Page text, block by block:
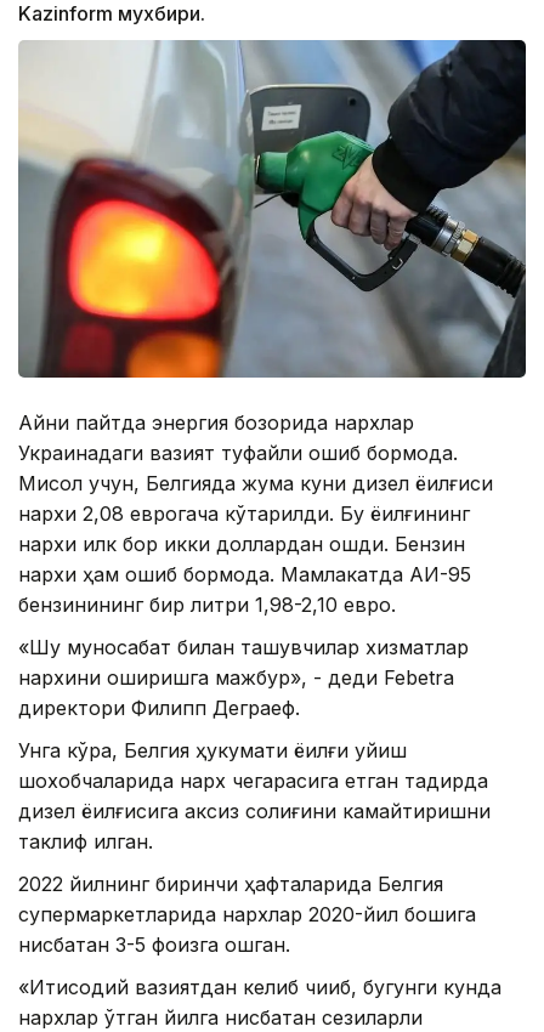
Kazinform мухбири.
Айни пайтда энергия бозорида нархлар
Украинадаги вазият туфайли ошиб бормоқда.
Мисол учун, Белгияда жума куни дизел ёқилғиси
нархи 2,08 еврогача кўтарилди. Бу ёқилғининг
нархи илк бор икки доллардан ошди. Бензин
нархи ҳам ошиб бормоқда. Мамлакатда АИ-95
бензинининг бир литри 1,98-2,10 евро.
«Шу муносабат билан ташувчилар хизматлар
нархини оширишга мажбур», - деди Febetra
директори Филипп Деграеф.
Унга кўра, Белгия ҳукумати ёқилғи қуйиш
шохобчаларида нарх чегарасига етган тақдирда
дизел ёқилғисига аксиз солиғини камайтиришни
таклиф қилган.
2022 йилнинг биринчи ҳафталарида Белгия
супермаркетларида нархлар 2020-йил бошига
нисбатан 3-5 фоизга ошган.
«Иқтисодий вазиятдан келиб чиқиб, бугунги кунда
нархлар ўтган йилга нисбатан сезиларли